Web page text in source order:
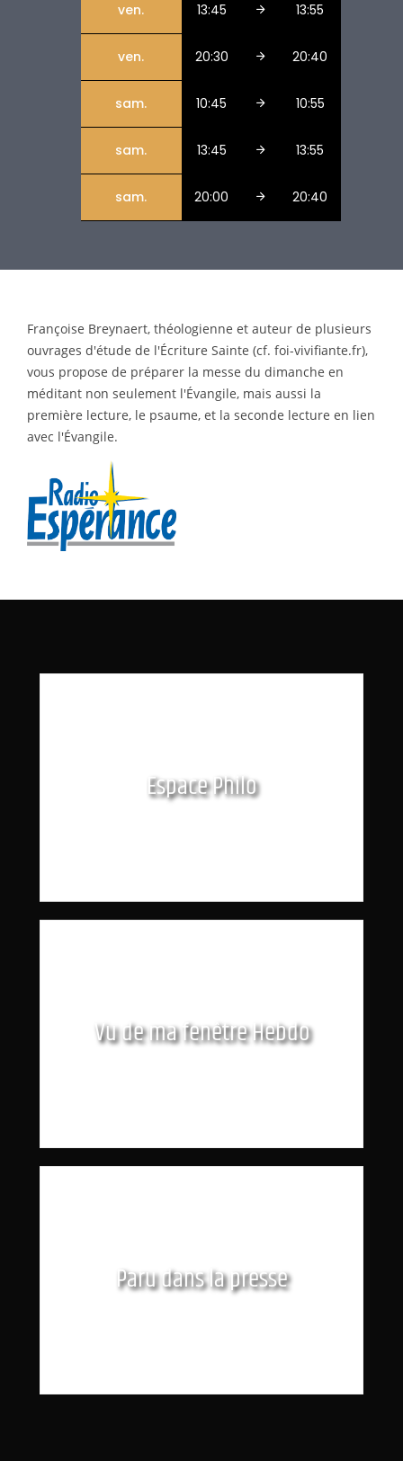
ven. 13:45 13:55
ven. 20:30 20:40
sam. 10:45 10:55
sam. 13:45 13:55
sam. 20:00 20:40
Françoise Breynaert, théologienne et auteur de plusieurs
ouvrages d'étude de l'Écriture Sainte (cf. foi-vivifiante.fr),
vous propose de préparer la messe du dimanche en
méditant non seulement l'Évangile, mais aussi la
première lecture, le psaume, et la seconde lecture en lien
avec l'Évangile.
Espace Philo
Vu de ma fenêtre Hebdo
Paru dans la presse